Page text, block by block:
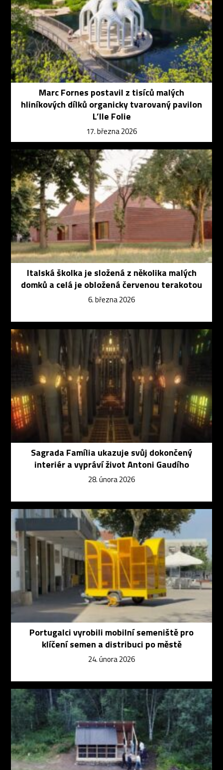
Marc Fornes postavil z tisíců malých
hliníkových dílků organicky tvarovaný pavilon
L’Ile Folie
17. března 2026
Italská školka je složená z několika malých
domků a celá je obložená červenou terakotou
6. března 2026
Sagrada Família ukazuje svůj dokončený
interiér a vypráví život Antoni Gaudího
28. února 2026
Portugalci vyrobili mobilní semeniště pro
klíčení semen a distribuci po městě
24. února 2026